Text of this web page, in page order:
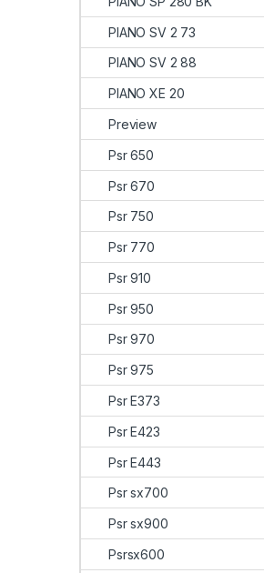
PIANO SV 2 73
PIANO SV 2 88
PIANO XE 20
Preview
Psr 650
Psr 670
Psr 750
Psr 770
Psr 910
Psr 950
Psr 970
Psr 975
Psr E373
Psr E423
Psr E443
Psr sx700
Psr sx900
Psrsx600